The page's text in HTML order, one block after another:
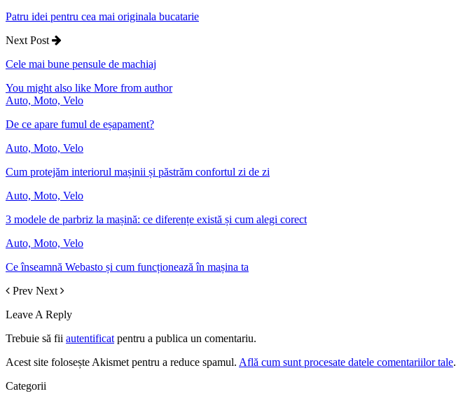
Patru idei pentru cea mai originala bucatarie
Next Post
Cele mai bune pensule de machiaj
You might also like More from author
Auto, Moto, Velo
De ce apare fumul de eșapament?
Auto, Moto, Velo
Cum protejăm interiorul mașinii și păstrăm confortul zi de zi
Auto, Moto, Velo
3 modele de parbriz la mașină: ce diferențe există și cum alegi corect
Auto, Moto, Velo
Ce înseamnă Webasto și cum funcționează în mașina ta
Prev Next
Leave A Reply
Trebuie să fii autentificat pentru a publica un comentariu.
Acest site folosește Akismet pentru a reduce spamul. Află cum sunt procesate datele comentariilor tale.
Categorii